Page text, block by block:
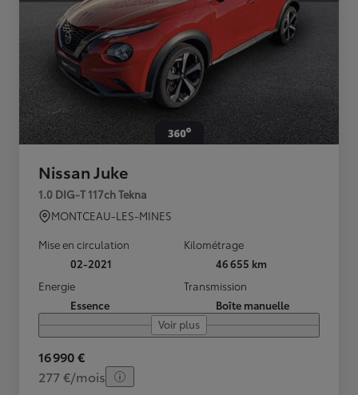
Nissan Juke
1.0 DIG-T 117ch Tekna
MONTCEAU-LES-MINES
Mise en circulation
02-2021
Kilométrage
46 655 km
Energie
Essence
Transmission
Boîte manuelle
Voir plus
16 990 €
277 €/mois